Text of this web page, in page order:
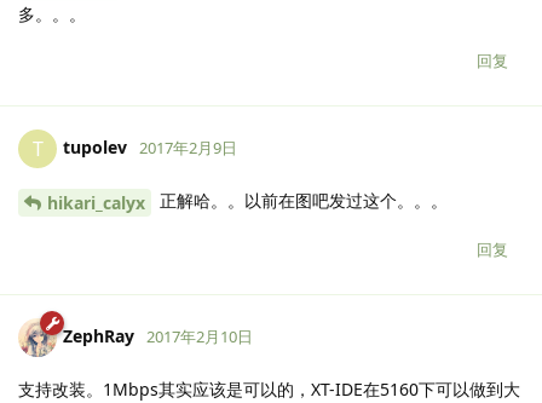
多。。。
回复
T tupolev 2017年2月9日
hikari_calyx 正解哈。。以前在图吧发过这个。。。
回复
ZephRay 2017年2月10日
支持改装。1Mbps其实应该是可以的，XT-IDE在5160下可以做到大